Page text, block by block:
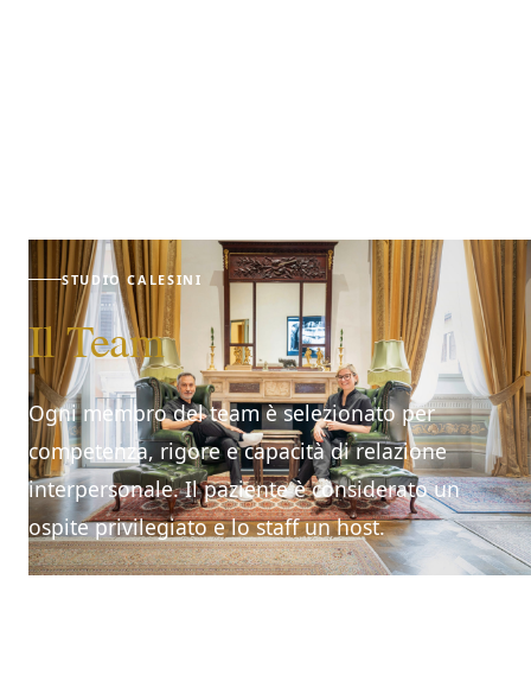
STUDIO CALESINI
Il Team
Ogni membro del team è selezionato per
competenza, rigore e capacità di relazione
interpersonale. Il paziente è considerato un
ospite privilegiato e lo staff un host.